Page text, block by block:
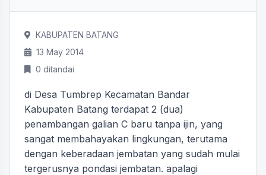
KABUPATEN BATANG
13 May 2014
0 ditandai
di Desa Tumbrep Kecamatan Bandar
Kabupaten Batang terdapat 2 (dua)
penambangan galian C baru tanpa ijin, yang
sangat membahayakan lingkungan, terutama
dengan keberadaan jembatan yang sudah mulai
tergerusnya pondasi jembatan. apalagi